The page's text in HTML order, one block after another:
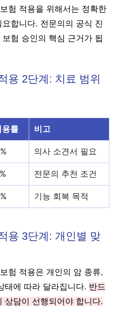
험 적용을 위해서는 정확한
합니다. 전문의의 공식 진
험 승인의 핵심 근거가 됩
용 2단계: 치료 범위
용률 비고
의사 소견서 필요
전문의 추천 조건
기능 회복 목적
용 3단계: 개인별 맞
험 적용은 개인의 암 종류,
태에 따라 달라집니다. 반드
상담이 선행되어야 합니다.